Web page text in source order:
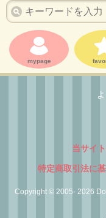
mypage
当サイ
特定商取引法に
Copyright © 2005- 2026